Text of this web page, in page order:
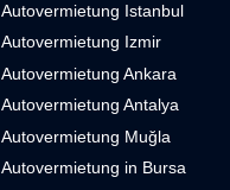
Autovermietung Istanbul
Autovermietung Izmir
Autovermietung Ankara
Autovermietung Antalya
Autovermietung Muğla
Autovermietung in Bursa